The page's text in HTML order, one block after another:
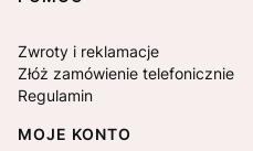
Zwroty i reklamacje
Złóż zamówienie telefonicznie
Regulamin
MOJE KONTO